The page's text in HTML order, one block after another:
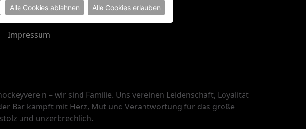
Impressum
– wir sind Familie. Uns vereinen Leidenschaft, Loyalität
Bär kämpft mit Herz, Mut und Verantwortung für das große
und unzerbrechlich.
Alle Cookies ablehnen Alle Cookies erlauben